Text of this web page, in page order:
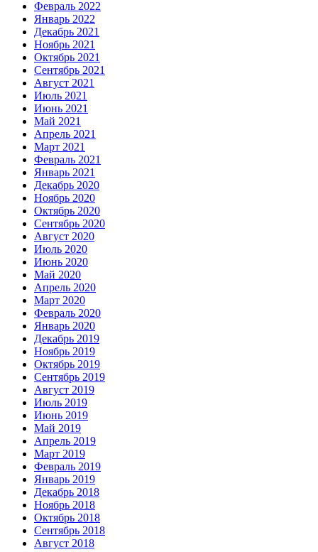
Февраль 2022
Январь 2022
Декабрь 2021
Ноябрь 2021
Октябрь 2021
Сентябрь 2021
Август 2021
Июль 2021
Июнь 2021
Май 2021
Апрель 2021
Март 2021
Февраль 2021
Январь 2021
Декабрь 2020
Ноябрь 2020
Октябрь 2020
Сентябрь 2020
Август 2020
Июль 2020
Июнь 2020
Май 2020
Апрель 2020
Март 2020
Февраль 2020
Январь 2020
Декабрь 2019
Ноябрь 2019
Октябрь 2019
Сентябрь 2019
Август 2019
Июль 2019
Июнь 2019
Май 2019
Апрель 2019
Март 2019
Февраль 2019
Январь 2019
Декабрь 2018
Ноябрь 2018
Октябрь 2018
Сентябрь 2018
Август 2018